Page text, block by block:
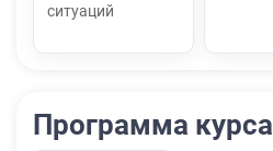
ситуаций
Программа курса